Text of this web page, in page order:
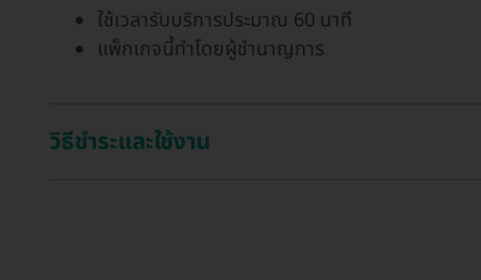
ใช้เวลารับบริการประมาณ 60 นาที
แพ็กเกจนี้ทำโดยผู้ชำนาญการ
วิธีชำระและใช้งาน